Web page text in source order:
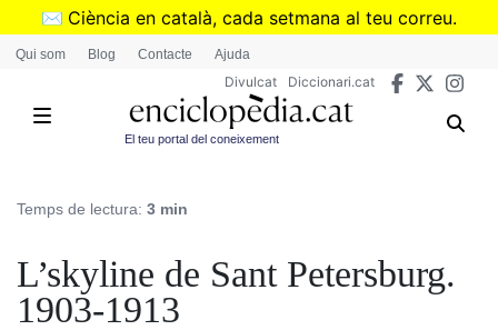
Vés
✉️ Ciència en català, cada setmana al teu correu.
➜Subscriu-te al butlletí de Divulcat
Qui som Blog Contacte Ajuda
Divulcat Diccionari.cat
El teu portal del coneixement
Temps de lectura: 3 min
L’skyline de Sant Petersburg.
1903-1913